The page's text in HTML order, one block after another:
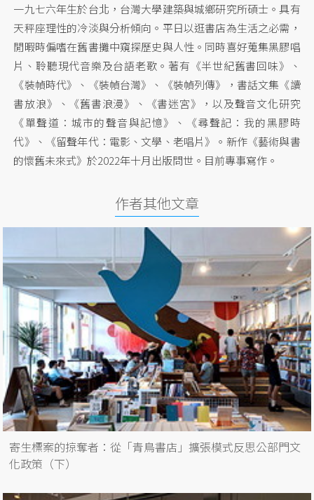
一九七六年生於台北，台灣大學建築與城鄉研究所碩士。具有
天秤座理性的冷淡與分析傾向。平日以逛書店為生活之必需，
閒暇時偏嗜在舊書攤中窺探歷史與人性。同時喜好蒐集黑膠唱
片、聆聽現代音樂及台語老歌。著有《半世紀舊書回味》、
《裝幀時代》、《裝幀台灣》、《裝幀列傳》，書話文集《讀
書放浪》、《舊書浪漫》、《書迷宮》，以及聲音文化研究
《單聲道：城市的聲音與記憶》、《尋聲記：我的黑膠時
代》、《留聲年代：電影、文學、老唱片》。新作《藝術與書
的懷舊未來式》於2022年十月出版問世。目前專事寫作。
作者其他文章
寄生標案的掠奪者：從「青鳥書店」擴張模式反思公部門文
化政策（下）